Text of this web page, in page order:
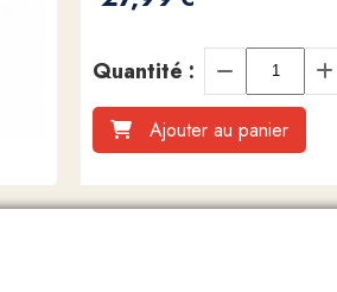
Quantité :
Ajouter au panier